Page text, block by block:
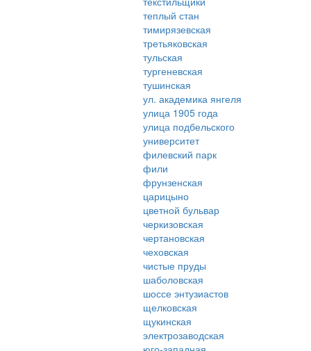
теплый стан
тимирязевская
третьяковская
тульская
тургеневская
тушинская
ул. академика янгеля
улица 1905 года
улица подбельского
университет
филевский парк
фили
фрунзенская
царицыно
цветной бульвар
черкизовская
чертановская
чеховская
чистые пруды
шаболовская
шоссе энтузиастов
щелковская
щукинская
электрозаводская